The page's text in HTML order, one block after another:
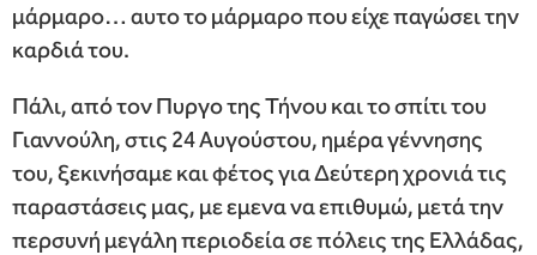
μάρμαρο… αυτο το μάρμαρο που είχε παγώσει την
καρδιά του.
Πάλι, από τον Πυργο της Τήνου και το σπίτι του
Γιαννούλη, στις 24 Αυγούστου, ημέρα γέννησης
του, ξεκινήσαμε και φέτος για Δεύτερη χρονιά τις
παραστάσεις μας, με εμενα να επιθυμώ, μετά την
περσυνή μεγάλη περιοδεία σε πόλεις της Ελλάδας,